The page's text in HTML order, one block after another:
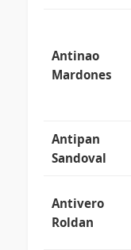
Antinao
Mardones
Antipan
Sandoval
Antivero
Roldan